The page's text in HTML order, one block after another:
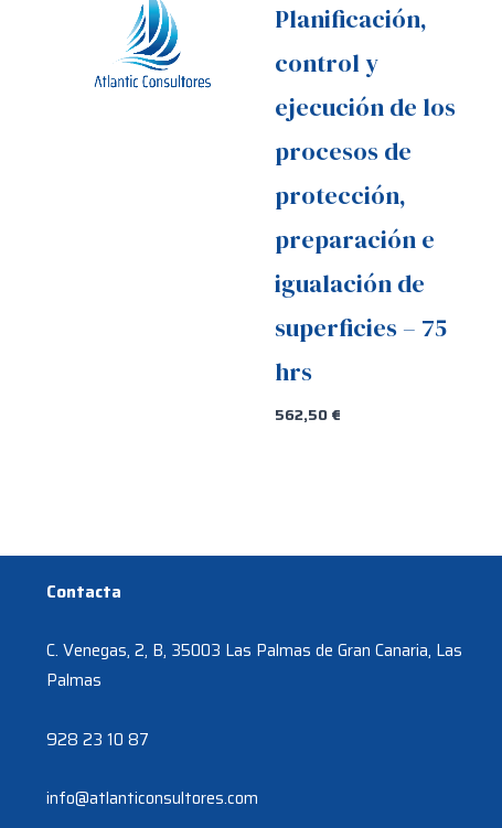
Planificación,
control y
ejecución de los
procesos de
protección,
preparación e
igualación de
superficies – 75
hrs
562,50€
Contacta
C. Venegas, 2, B, 35003 Las Palmas de Gran Canaria, Las
Palmas
928 23 10 87
info@atlanticonsultores.com